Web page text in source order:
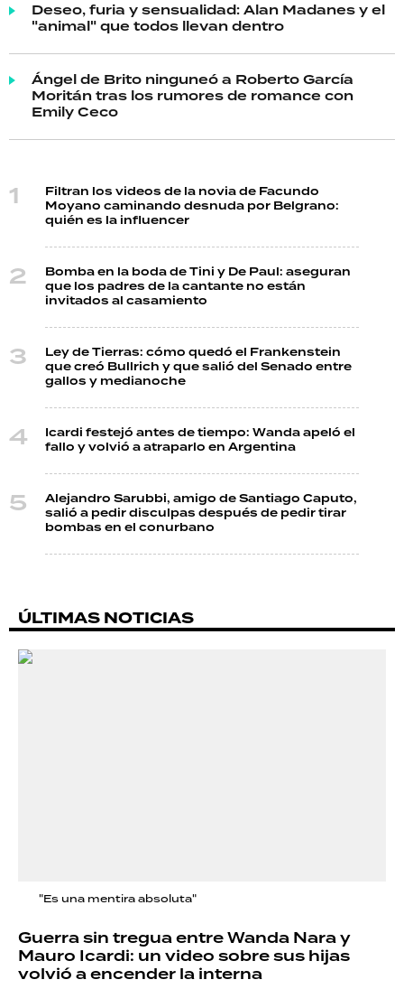
Deseo, furia y sensualidad: Alan Madanes y el
"animal" que todos llevan dentro
Ángel de Brito ninguneó a Roberto García
Moritán tras los rumores de romance con
Emily Ceco
Filtran los videos de la novia de Facundo
Moyano caminando desnuda por Belgrano:
quién es la influencer
Bomba en la boda de Tini y De Paul: aseguran
que los padres de la cantante no están
invitados al casamiento
Ley de Tierras: cómo quedó el Frankenstein
que creó Bullrich y que salió del Senado entre
gallos y medianoche
Icardi festejó antes de tiempo: Wanda apeló el
fallo y volvió a atraparlo en Argentina
Alejandro Sarubbi, amigo de Santiago Caputo,
salió a pedir disculpas después de pedir tirar
bombas en el conurbano
ÚLTIMAS NOTICIAS
"Es una mentira absoluta"
Guerra sin tregua entre Wanda Nara y
Mauro Icardi: un video sobre sus hijas
volvió a encender la interna